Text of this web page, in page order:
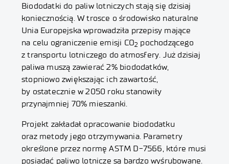
Biododatki do paliw lotniczych stają się dzisiaj
koniecznością. W trosce o środowisko naturalne
Unia Europejska wprowadziła przepisy mające
na celu ograniczenie emisji CO2 pochodzącego
z transportu lotniczego do atmosfery. Już dzisiaj
paliwa muszą zawierać 2% biododatków,
stopniowo zwiększając ich zawartość,
by ostatecznie w 2050 roku stanowiły
przynajmniej 70% mieszanki.
Projekt zakładał opracowanie biododatku
oraz metody jego otrzymywania. Parametry
określone przez normę ASTM D-7566, które musi
posiadać paliwo lotnicze są bardzo wyśrubowane.